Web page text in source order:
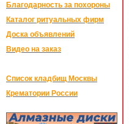
Благодарность за похороны
Каталог ритуальных фирм
Доска объявлений
Видео на заказ
Список кладбищ Москвы
Крематории России